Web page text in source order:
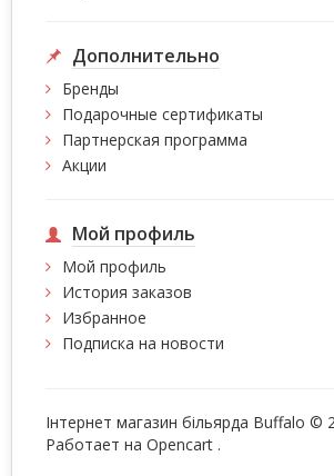
Дополнительно
Бренды
Подарочные сертификаты
Партнерская программа
Акции
Мой профиль
Мой профиль
История заказов
Избранное
Подписка на новости
Інтернет магазин більярда Buffalo ©
Работает на Opencart .